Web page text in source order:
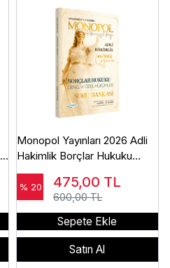
Monopol Yayınları 2026 Adli
Hakimlik Borçlar Hukuku
Genel ve Özel Hükümler Soru
Bankası Çözümlü Ömer
Keskinsoy
% 20 475,00 TL
600,00 TL
Sepete Ekle
Satın Al